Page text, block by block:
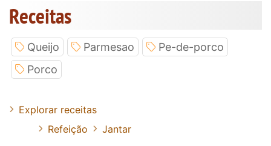
Receitas
Queijo Parmesao
Pe-de-porco
Porco
Explorar receitas
Refeição
Jantar